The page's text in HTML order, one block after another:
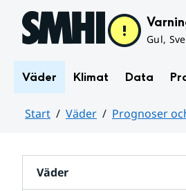
Hoppa till sidans innehåll
Gul,
Väder Klimat Data
Start Väder Prognoser
Väder